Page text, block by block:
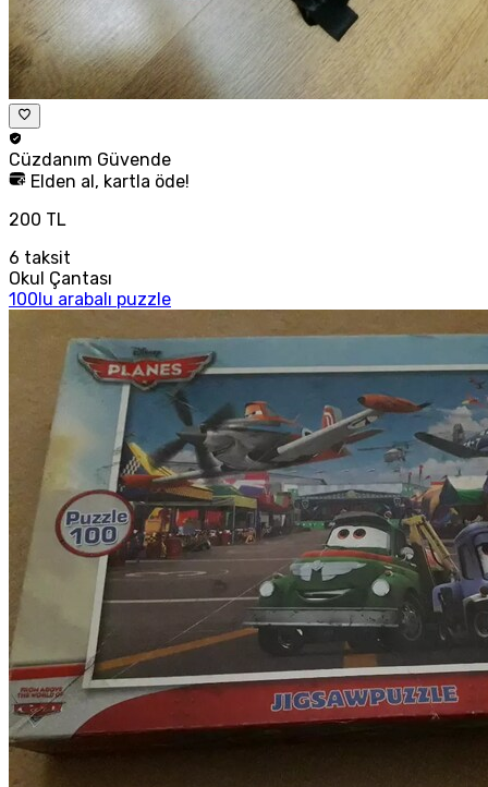
Cüzdanım Güvende
Elden al, kartla öde!
200 TL
6 taksit
Okul Çantası
100lu arabalı puzzle